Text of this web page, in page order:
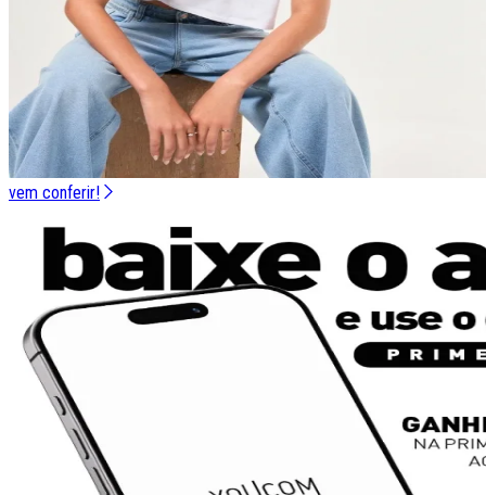
vem conferir!